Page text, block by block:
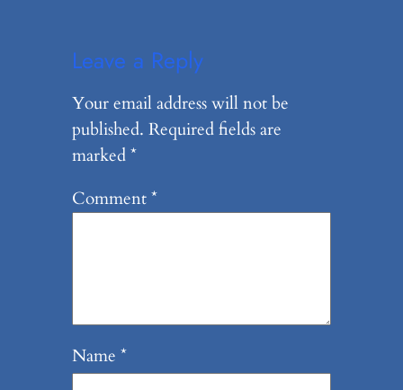
Leave a Reply
Your email address will not be
published. Required fields are
marked*
Comment*
Name *